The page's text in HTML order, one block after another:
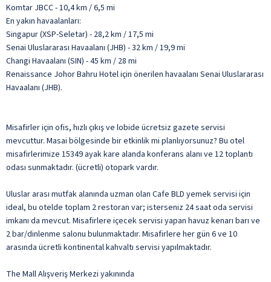
Komtar JBCC - 10,4 km / 6,5 mi
En yakın havaalanları:
Singapur (XSP-Seletar) - 28,2 km / 17,5 mi
Senai Uluslararası Havaalanı (JHB) - 32 km / 19,9 mi
Changi Havaalanı (SIN) - 45 km / 28 mi
Renaissance Johor Bahru Hotel için önerilen havaalanı Senai Uluslararası
Havaalanı (JHB).
Misafirler için ofis, hızlı çıkış ve lobide ücretsiz gazete servisi
mevcuttur. Masai bölgesinde bir etkinlik mi planlıyorsunuz? Bu otel
misafirlerimize 15349 ayak kare alanda konferans alanı ve 12 toplantı
odası sunmaktadır. (ücretli) otopark vardır.
Uluslar arası mutfak alanında uzman olan Cafe BLD yemek servisi için
ideal, bu otelde toplam 2 restoran var; isterseniz 24 saat oda servisi
imkanı da mevcut. Misafirlere içecek servisi yapan havuz kenarı barı ve
2 bar/dinlenme salonu bulunmaktadır. Misafirlere her gün 6 ve 10
arasında ücretli kontinental kahvaltı servisi yapılmaktadır.
The Mall Alışveriş Merkezi yakınında